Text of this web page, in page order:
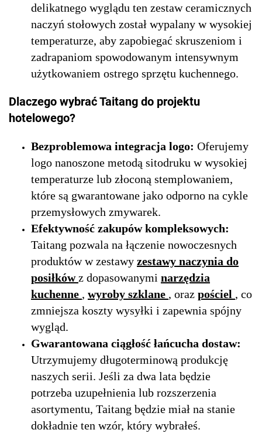
delikatnego wyglądu ten zestaw ceramicznych
naczyń stołowych został wypalany w wysokiej
temperaturze, aby zapobiegać skruszeniom i
zadrapaniom spowodowanym intensywnym
użytkowaniem ostrego sprzętu kuchennego.
Dlaczego wybrać Taitang do projektu
hotelowego?
Bezproblemowa integracja logo: Oferujemy
logo nanoszone metodą sitodruku w wysokiej
temperaturze lub złoconą stemplowaniem,
które są gwarantowane jako odporno na cykle
przemysłowych zmywarek.
Efektywność zakupów kompleksowych:
Taitang pozwala na łączenie nowoczesnych
produktów w zestawy zestawy naczynia do
posiłkówz dopasowanymi narzędzia
kuchenne , wyroby szklane , oraz pościel , co
zmniejsza koszty wysyłki i zapewnia spójny
wygląd.
Gwarantowana ciągłość łańcucha dostaw:
Utrzymujemy długoterminową produkcję
naszych serii. Jeśli za dwa lata będzie
potrzeba uzupełnienia lub rozszerzenia
asortymentu, Taitang będzie miał na stanie
dokładnie ten wzór, który wybrałeś.